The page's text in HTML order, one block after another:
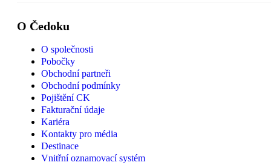
O Čedoku
O společnosti
Pobočky
Obchodní partneři
Obchodní podmínky
Pojištění CK
Fakturační údaje
Kariéra
Kontakty pro média
Destinace
Vnitřní oznamovací systém